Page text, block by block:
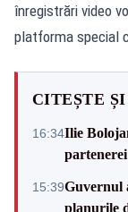
înregistrări video
platforma special
CITEȘTE ȘI
16:34Ilie
15:39Guvernul
planurile